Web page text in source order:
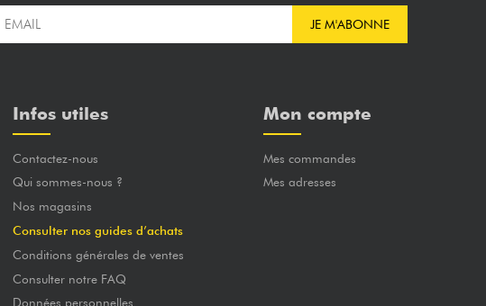
JE M'ABONNE
Infos utiles
Contactez-nous
Qui sommes-nous ?
Nos magasins
Consulter nos guides d’achats
Conditions générales de ventes
Consulter notre FAQ
Données personnelles
Mon compte
Mes commandes
Mes adresses